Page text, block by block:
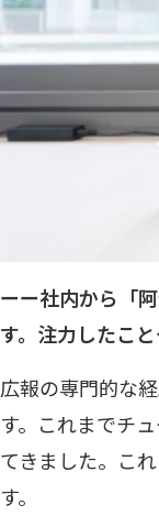
ーー社内から「
す。注力したこ
広報の専門的な
す。これまでチ
てきました。こ
す。